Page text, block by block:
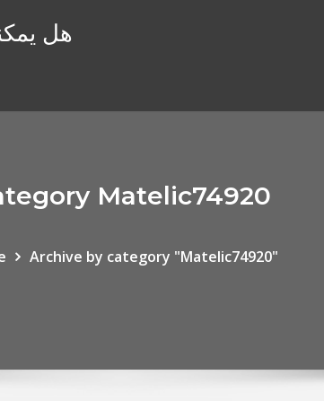
هل
Matelic74920
Archive by category "Matelic74920"